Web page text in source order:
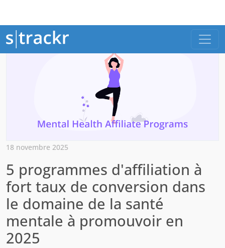
18 novembre 2025
5 programmes d'affiliation à
fort taux de conversion dans
le domaine de la santé
mentale à promouvoir en
2025